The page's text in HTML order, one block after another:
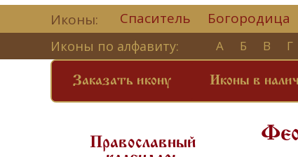
Иконы: Спаситель Богородица
Иконы по алфавиту: А Б В Г
Заказать икону Иконы в
Православный